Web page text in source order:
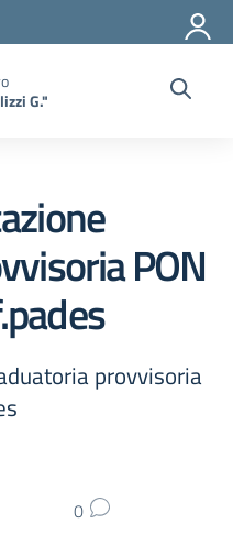
G."
PON
provvisoria
0